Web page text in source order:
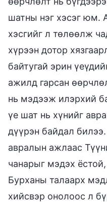
шатны нэг хэсэг юм.
хэсгийг л төлөөлж
хүрээн дотор
байтугай эрин
ажилд гарсан
нь мэдээж илэрхий
үе шат нь хүнийг
дүүрэн байдал
авралын ажлаас
чанарыг мэдэх
Бурханы талаарх
хийсвэр онолоос л